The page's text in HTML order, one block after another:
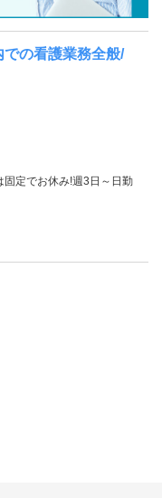
の看護業務全般/
固定でお休み!週3日～日勤